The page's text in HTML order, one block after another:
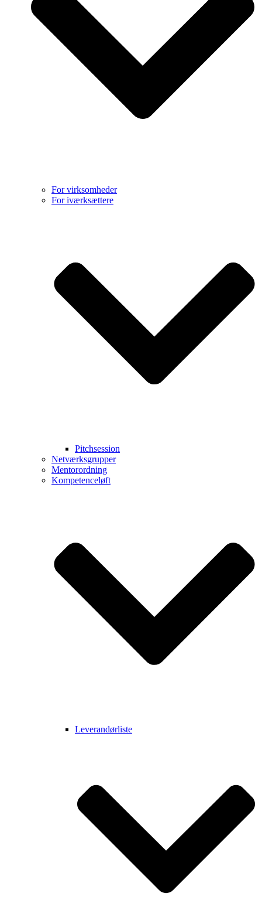
For virksomheder
For iværksættere
Pitchsession
Netværksgrupper
Mentorordning
Kompetenceløft
Leverandørliste